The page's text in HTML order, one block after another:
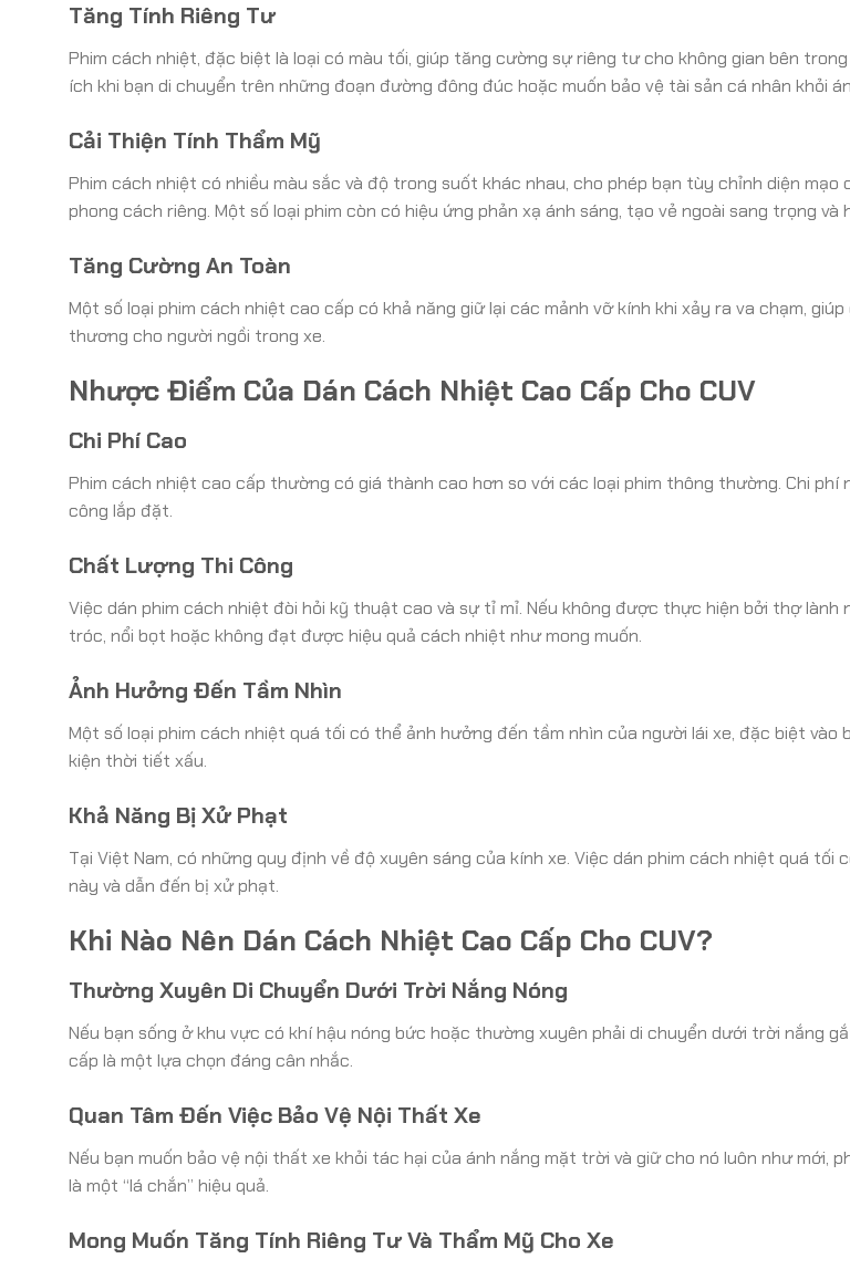
Tăng Tính Riêng Tư
Phim cách nhiệt, đặc biệt là loại có màu tối, giúp tăng cường sự riêng tư cho không gian bên
ích khi bạn di chuyển trên những đoạn đường đông đúc hoặc muốn bảo vệ tài sản cá nhân khỏi
Cải Thiện Tính Thẩm Mỹ
Phim cách nhiệt có nhiều màu sắc và độ trong suốt khác nhau, cho phép bạn tùy chỉnh diện mạo
phong cách riêng. Một số loại phim còn có hiệu ứng phản xạ ánh sáng, tạo vẻ ngoài sang trọng và
Tăng Cường An Toàn
Một số loại phim cách nhiệt cao cấp có khả năng giữ lại các mảnh vỡ kính khi xảy ra va chạm,
thương cho người ngồi trong xe.
Nhược Điểm Của Dán Cách Nhiệt Cao Cấp Cho CUV
Chi Phí Cao
Phim cách nhiệt cao cấp thường có giá thành cao hơn so với các loại phim thông thường. Chi phí
công lắp đặt.
Chất Lượng Thi Công
Việc dán phim cách nhiệt đòi hỏi kỹ thuật cao và sự tỉ mỉ. Nếu không được thực hiện bởi thợ lành
tróc, nổi bọt hoặc không đạt được hiệu quả cách nhiệt như mong muốn.
Ảnh Hưởng Đến Tầm Nhìn
Một số loại phim cách nhiệt quá tối có thể ảnh hưởng đến tầm nhìn của người lái xe, đặc biệt vào
kiện thời tiết xấu.
Khả Năng Bị Xử Phạt
Tại Việt Nam, có những quy định về độ xuyên sáng của kính xe. Việc dán phim cách nhiệt quá tối
này và dẫn đến bị xử phạt.
Khi Nào Nên Dán Cách Nhiệt Cao Cấp Cho CUV?
Thường Xuyên Di Chuyển Dưới Trời Nắng Nóng
Nếu bạn sống ở khu vực có khí hậu nóng bức hoặc thường xuyên phải di chuyển dưới trời nắng
cấp là một lựa chọn đáng cân nhắc.
Quan Tâm Đến Việc Bảo Vệ Nội Thất Xe
Nếu bạn muốn bảo vệ nội thất xe khỏi tác hại của ánh nắng mặt trời và giữ cho nó luôn như mới,
là một “lá chắn” hiệu quả.
Mong Muốn Tăng Tính Riêng Tư Và Thẩm Mỹ Cho Xe